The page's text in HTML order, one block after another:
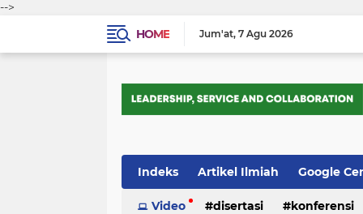
-->
HOME
Jum'at 7 Agu 2026
Indeks Artikel Ilmiah Google
Tips Trik Webometrics
Video disertasi konferensi